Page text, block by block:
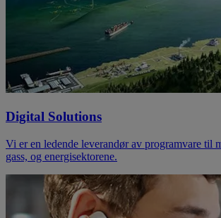
Digital Solutions
Vi er en ledende leverandør av programvare til
gass, og energisektorene.